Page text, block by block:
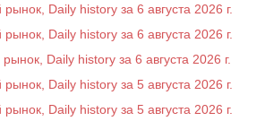
Daily history за 6 августа 2026 г.
Daily history за 6 августа 2026 г.
Daily history за 6 августа 2026 г.
Daily history за 5 августа 2026 г.
Daily history за 5 августа 2026 г.